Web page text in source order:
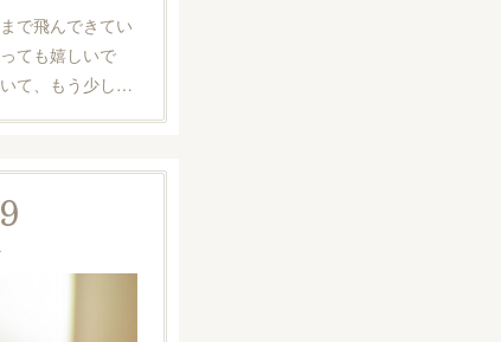
で飛んできてい
ても嬉しいで
て、もう少し…